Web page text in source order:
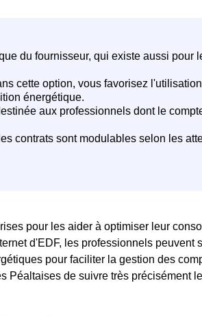
pour les aider à optimiser leur
d'EDF, les professionnels peuvent
pour faciliter la gestion des
Péaltaises de suivre très précisément